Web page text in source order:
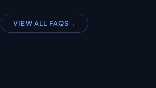
VIEW ALL FAQS →